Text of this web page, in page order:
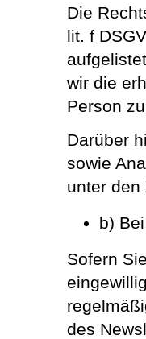
Die
lit. f
wir die
Person
Darüber
sowie
unter den
b)
Sofern
des